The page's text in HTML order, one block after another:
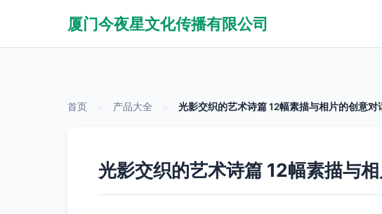
厦门今夜星文化传播有限公司
首页 产品大全 光影交织的艺术诗篇 12幅素描与相片的创意对
光影交织的艺术诗篇 12幅素描与